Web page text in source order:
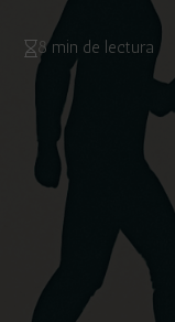
8 min de lectura